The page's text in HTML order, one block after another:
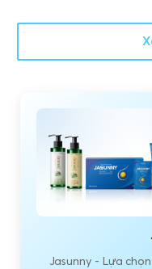
Jasunny - Lựa